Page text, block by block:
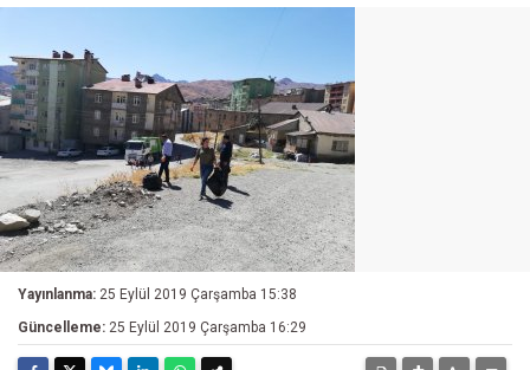
Yayınlanma: 25 Eylül 2019 Çarşamba 15:38
Güncelleme: 25 Eylül 2019 Çarşamba 16:29